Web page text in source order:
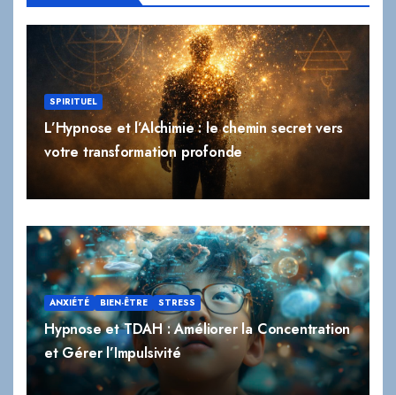
SPIRITUEL
L’Hypnose et l’Alchimie : le chemin secret vers
votre transformation profonde
ANXIÉTÉ BIEN-ÊTRE STRESS
Hypnose et TDAH : Améliorer la Concentration
et Gérer l’Impulsivité